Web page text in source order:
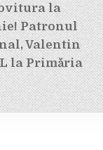
la
Patronul
Valentin
la Primăria